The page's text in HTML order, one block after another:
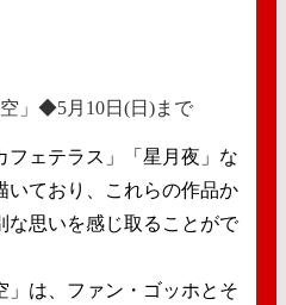
フェテラス」「星月夜」な
いており、これらの作品か
な思いを感じ取ることがで
」は、ファン・ゴッホとそ